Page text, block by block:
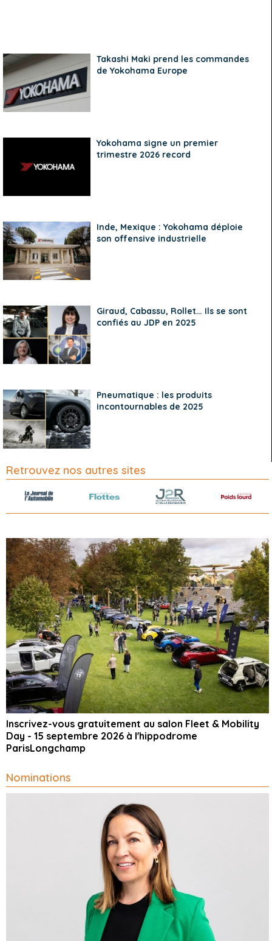
Takashi Maki prend les commandes
de Yokohama Europe
Yokohama signe un premier
trimestre 2026 record
Inde, Mexique : Yokohama déploie
son offensive industrielle
Giraud, Cabassu, Rollet… Ils se sont
confiés au JDP en 2025
Pneumatique : les produits
incontournables de 2025
Retrouvez nos autres sites
Inscrivez-vous gratuitement au salon Fleet & Mobility
Day - 15 septembre 2026 à l'hippodrome
ParisLongchamp
Nominations